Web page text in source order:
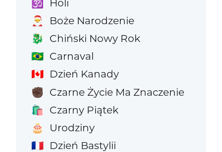
🕉️ Holi
🎅 Boże Narodzenie
🐉 Chiński Nowy Rok
🇧🇷 Carnaval
🇨🇦 Dzień Kanady
✊🏿 Czarne Życie Ma Znaczenie
🛍️ Czarny Piątek
🎂 Urodziny
🇫🇷 Dzień Bastylii